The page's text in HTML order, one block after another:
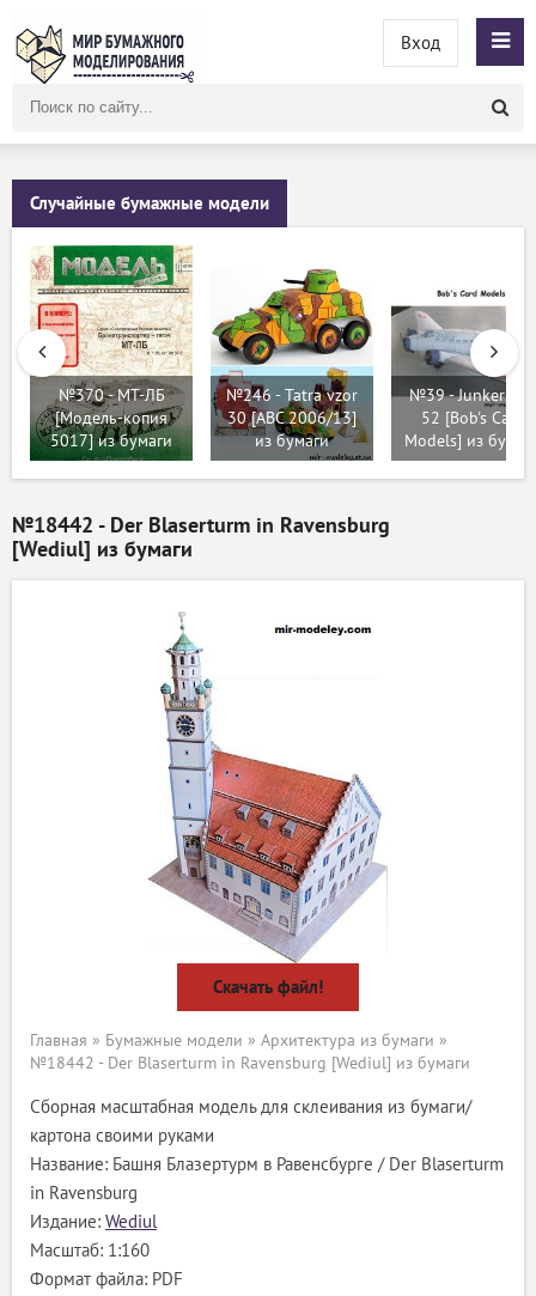
сайту
Вход
Случайные бумажные модели
№370 - MT-ЛБ
[Модель-копия
5017] из бумаги
№246 - Tatra vzor
30 [ABC 2006/13]
из бумаги
№39 - Junkers Ju-
52 [Bob's Card
Models] из
№18442 - Der Blaserturm in Ravensburg
[Wediul] из бумаги
Скачать файл!
Главная » Бумажные модели » Архитектура из бумаги »
№18442 - Der Blaserturm in Ravensburg [Wediul] из бумаги
Сборная масштабная модель для склеивания из бумаги/
картона своими руками
Название: Башня Блазертурм в Равенсбурге / Der Blaserturm
in Ravensburg
Издание: Wediul
Масштаб: 1:160
Формат файла: PDF